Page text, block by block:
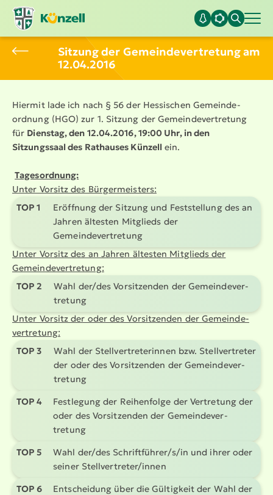
Sitzung der Gemein­de­ver­tretung am
12.04.2016
Hiermit lade ich nach § 56 der Hessischen Gemein­de­
ordnung (HGO) zur 1. Sitzung der Gemein­de­ver­tretung
für Dienstag, den 12.04.2016, 19:00 Uhr, in den
Sitzungssaal des Rathauses Künzell ein.
Tages­ordnung:
Unter Vorsitz des Bürger­meisters:
TOP 1
Eröffnung der Sitzung und Feststellung des an
Jahren ältesten Mitglieds der
Gemein­de­ver­tretung
Unter Vorsitz des an Jahren ältesten Mitglieds der
Gemein­de­ver­tretung:
TOP 2
Wahl der/des Vorsit­zenden der Gemein­de­ver­
tretung
Unter Vorsitz der oder des Vorsit­zenden der Gemein­de­
ver­tretung:
TOP 3
Wahl der Stell­ver­tre­te­rinnen bzw. Stell­ver­treter
der oder des Vorsit­zenden der Gemein­de­ver­
tretung
TOP 4
Festlegung der Reihenfolge der Vertretung der
oder des Vorsit­zenden der Gemein­de­ver­
tretung
TOP 5
Wahl der/des Schrift­führer/s/in und ihrer oder
seiner Stell­ver­treter/innen
TOP 6
Entscheidung über die Gültigkeit der Wahl der